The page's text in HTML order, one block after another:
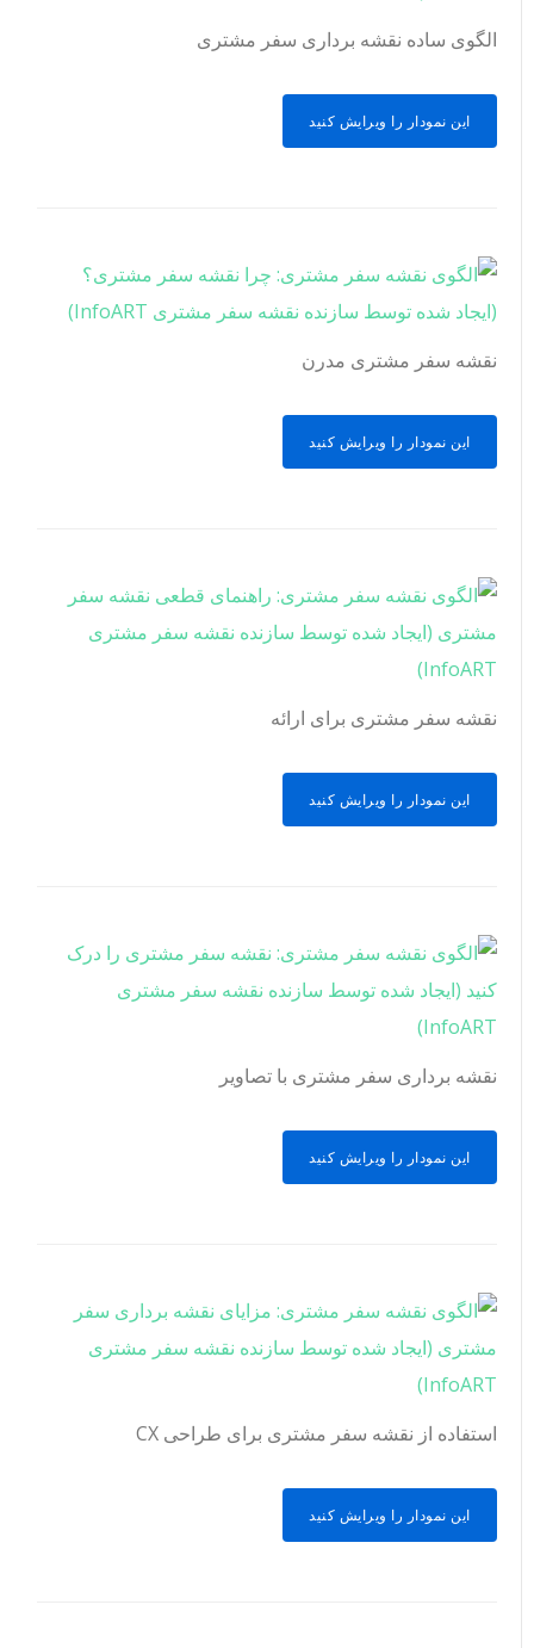
الگوی ساده نقشه برداری سفر مشتری
این نمودار را ویرایش کنید
نقشه سفر مشتری مدرن
این نمودار را ویرایش کنید
نقشه سفر مشتری برای ارائه
این نمودار را ویرایش کنید
نقشه برداری سفر مشتری با تصاویر
این نمودار را ویرایش کنید
استفاده از نقشه سفر مشتری برای طراحی CX
این نمودار را ویرایش کنید